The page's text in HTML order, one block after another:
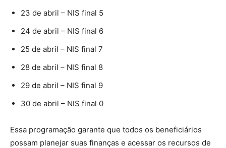
23 de abril – NIS final 5
24 de abril – NIS final 6
25 de abril – NIS final 7
28 de abril – NIS final 8
29 de abril – NIS final 9
30 de abril – NIS final 0
Essa programação garante que todos os beneficiários
possam planejar suas finanças e acessar os recursos de